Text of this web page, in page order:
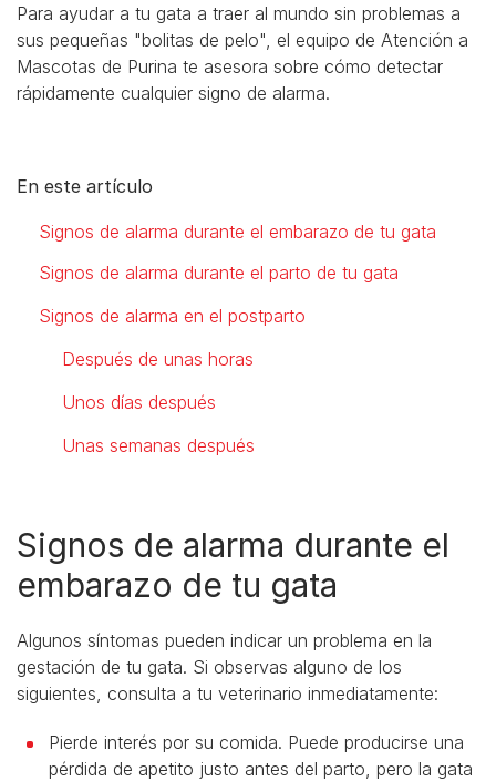
Para ayudar a tu gata a traer al mundo sin problemas a
sus pequeñas "bolitas de pelo", el equipo de Atención a
Mascotas de Purina te asesora sobre cómo detectar
rápidamente cualquier signo de alarma.
En este artículo
Signos de alarma durante el embarazo de tu gata
Signos de alarma durante el parto de tu gata
Signos de alarma en el postparto
Después de unas horas
Unos días después
Unas semanas después
Signos de alarma durante el
embarazo de tu gata
Algunos síntomas pueden indicar un problema en la
gestación de tu gata. Si observas alguno de los
siguientes, consulta a tu veterinario inmediatamente:
Pierde interés por su comida. Puede producirse una
pérdida de apetito justo antes del parto, pero la gata